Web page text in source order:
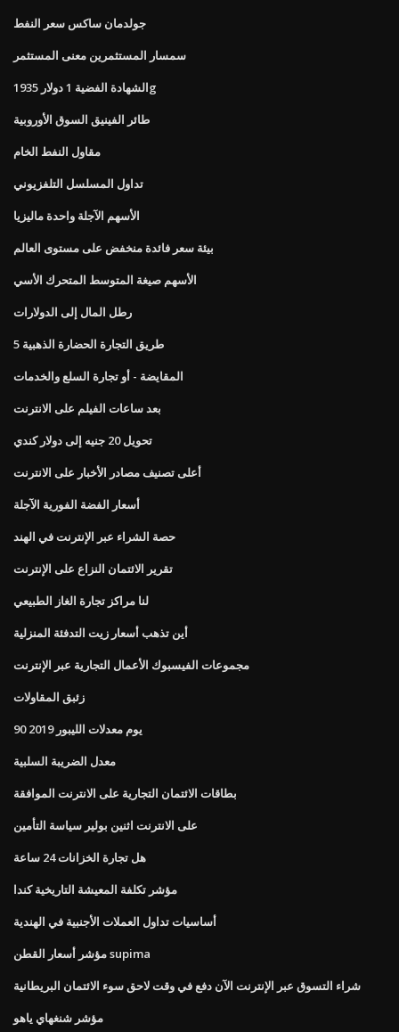
جولدمان ساكس سعر النفط
سمسار المستثمرين معنى المستثمر
الشهادة الفضية 1 دولار 1935g
طائر الفينيق السوق الأوروبية
مقاول النفط الخام
تداول المسلسل التلفزيوني
الأسهم الآجلة واحدة ماليزيا
بيئة سعر فائدة منخفض على مستوى العالم
الأسهم صيغة المتوسط ​​المتحرك الأسي
رطل المال إلى الدولارات
طريق التجارة الحضارة الذهبية 5
المقايضة - أو تجارة السلع والخدمات
بعد ساعات الفيلم على الانترنت
تحويل 20 جنيه إلى دولار كندي
أعلى تصنيف مصادر الأخبار على الانترنت
أسعار الفضة الفورية الآجلة
حصة الشراء عبر الإنترنت في الهند
تقرير الائتمان النزاع على الإنترنت
لنا مراكز تجارة الغاز الطبيعي
أين تذهب أسعار زيت التدفئة المنزلية
مجموعات الفيسبوك الأعمال التجارية عبر الإنترنت
زئبق المقاولات
90 يوم معدلات الليبور 2019
معدل الضريبة السلبية
بطاقات الائتمان التجارية على الانترنت الموافقة
على الانترنت اثنين بولير سياسة التأمين
هل تجارة الخزانات 24 ساعة
مؤشر تكلفة المعيشة التاريخية كندا
أساسيات تداول العملات الأجنبية في الهندية
مؤشر أسعار القطن supima
شراء التسوق عبر الإنترنت الآن دفع في وقت لاحق سوء الائتمان البريطانية
مؤشر شنغهاي ياهو